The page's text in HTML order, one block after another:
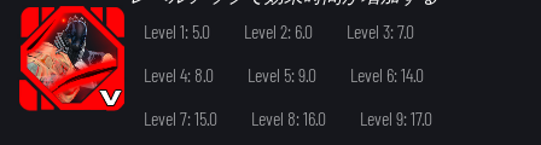
Level 1: 5.0
Level 2: 6.0
Level 3: 7.0
Level 4: 8.0
Level 5: 9.0
Level 6: 14.0
Level 7: 15.0
Level 8: 16.0
Level 9: 17.0